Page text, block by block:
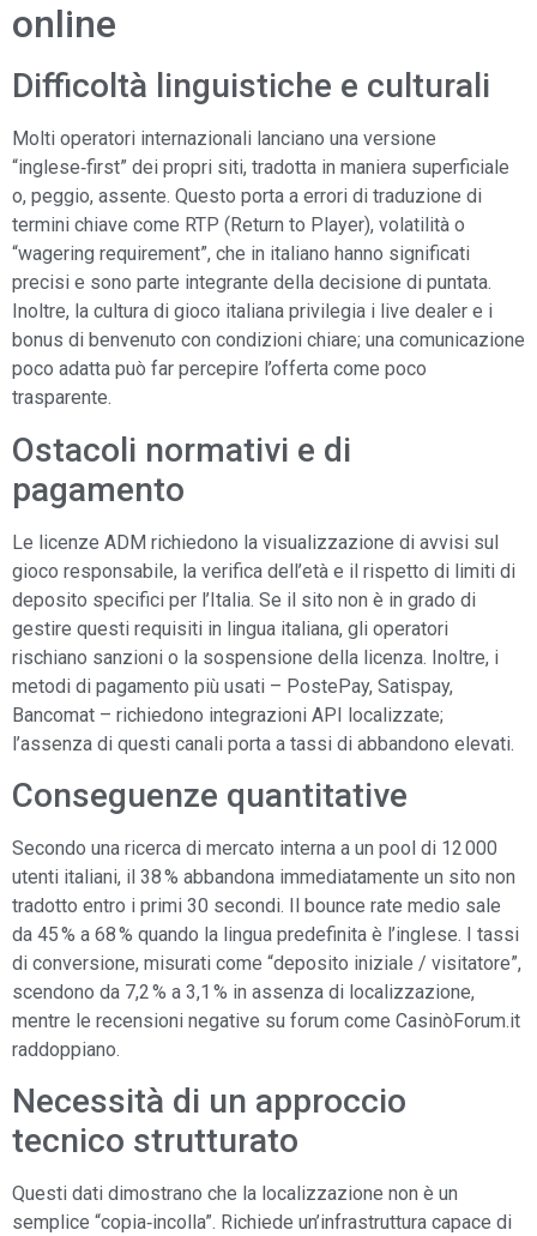
online
Difficoltà linguistiche e culturali
Molti operatori internazionali lanciano una versione
“inglese‑first” dei propri siti, tradotta in maniera superficiale
o, peggio, assente. Questo porta a errori di traduzione di
termini chiave come RTP (Return to Player), volatilità o
“wagering requirement”, che in italiano hanno significati
precisi e sono parte integrante della decisione di puntata.
Inoltre, la cultura di gioco italiana privilegia i live dealer e i
bonus di benvenuto con condizioni chiare; una comunicazione
poco adatta può far percepire l’offerta come poco
trasparente.
Ostacoli normativi e di
pagamento
Le licenze ADM richiedono la visualizzazione di avvisi sul
gioco responsabile, la verifica dell’età e il rispetto di limiti di
deposito specifici per l’Italia. Se il sito non è in grado di
gestire questi requisiti in lingua italiana, gli operatori
rischiano sanzioni o la sospensione della licenza. Inoltre, i
metodi di pagamento più usati – PostePay, Satispay,
Bancomat – richiedono integrazioni API localizzate;
l’assenza di questi canali porta a tassi di abbandono elevati.
Conseguenze quantitative
Secondo una ricerca di mercato interna a un pool di 12 000
utenti italiani, il 38 % abbandona immediatamente un sito non
tradotto entro i primi 30 secondi. Il bounce rate medio sale
da 45 % a 68 % quando la lingua predefinita è l’inglese. I tassi
di conversione, misurati come “deposito iniziale / visitatore”,
scendono da 7,2 % a 3,1 % in assenza di localizzazione,
mentre le recensioni negative su forum come CasinòForum.it
raddoppiano.
Necessità di un approccio
tecnico strutturato
Questi dati dimostrano che la localizzazione non è un
semplice “copia‑incolla”. Richiede un’infrastruttura capace di